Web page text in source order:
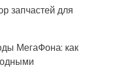
запчастей для
МегаФона: как